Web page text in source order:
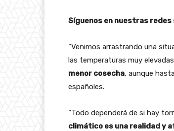
Síguenos en nuestras redes
“Venimos arrastrando una
las temperaturas muy
menor cosecha, aunque
españoles.
“Todo dependerá de si hay
climático es una realidad y